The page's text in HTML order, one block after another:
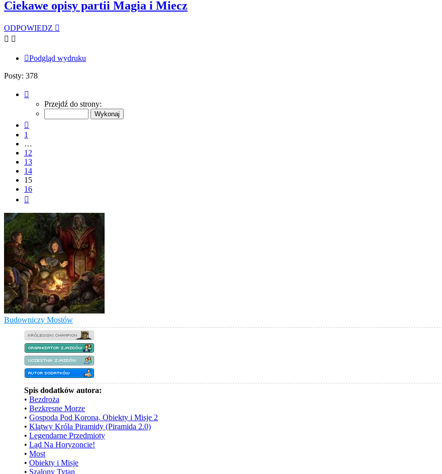
Ciekawe opisy partii Magia i Miecz
ODPOWIEDZ
Podgląd wydruku
Posty: 378
15
Przejdź do strony:
1
…
12
13
14
15
16
Budowniczy Mostów
Spis dodatków autora:
• Bezdroża
• Bezkresne Morze
• Gospoda Pod Koroną. Obiekty i Misje 2
• Klątwy Króla Piramidy (Piramida 2.0)
• Legendarne Przedmioty
• Ląd Na Horyzoncie!
• Most
• Obiekty i Misje
• Szalony Tytan